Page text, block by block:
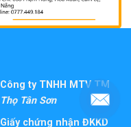
Công ty TNHH MTV TM
Thọ Tân Sơn
Giấy chứng nhận ĐKKD